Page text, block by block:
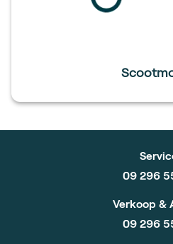
09 296
Verkoop &
09 296